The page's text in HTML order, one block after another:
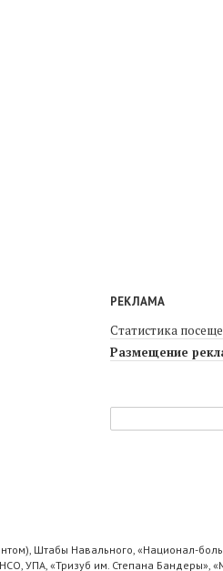
РЕКЛАМА
Статистика
Размещение
Штабы Навального, «Национал-
УПА, «Тризуб им. Степана Бандеры»,